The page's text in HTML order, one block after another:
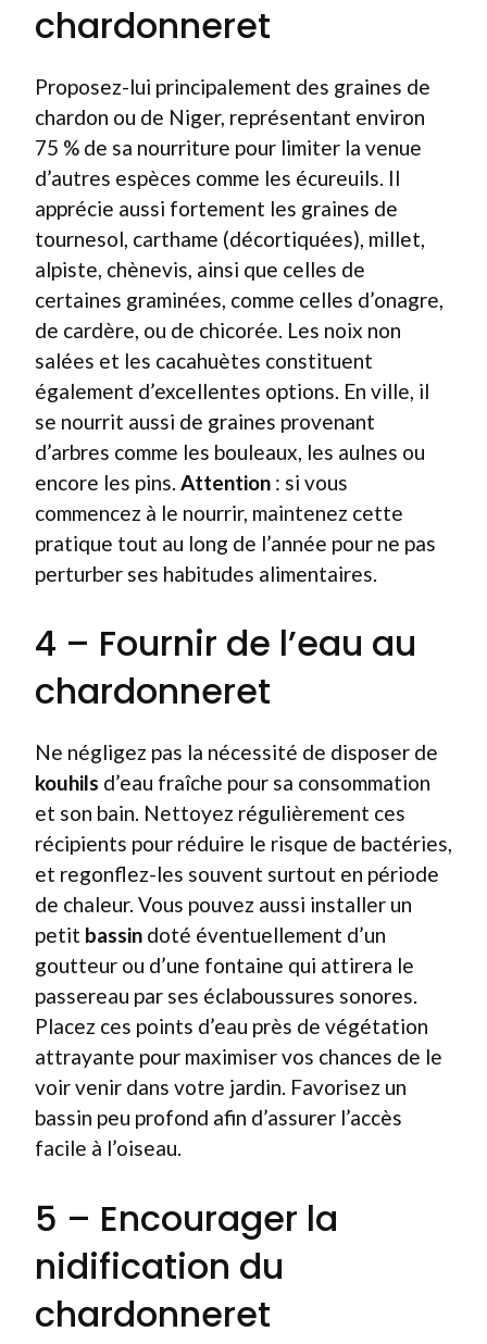
chardonneret
Proposez-lui principalement des graines de
chardon ou de Niger, représentant environ
75 % de sa nourriture pour limiter la venue
d’autres espèces comme les écureuils. Il
apprécie aussi fortement les graines de
tournesol, carthame (décortiquées), millet,
alpiste, chènevis, ainsi que celles de
certaines graminées, comme celles d’onagre,
de cardère, ou de chicorée. Les noix non
salées et les cacahuètes constituent
également d’excellentes options. En ville, il
se nourrit aussi de graines provenant
d’arbres comme les bouleaux, les aulnes ou
encore les pins. Attention : si vous
commencez à le nourrir, maintenez cette
pratique tout au long de l’année pour ne pas
perturber ses habitudes alimentaires.
4 – Fournir de l’eau au
chardonneret
Ne négligez pas la nécessité de disposer de
kouhils d’eau fraîche pour sa consommation
et son bain. Nettoyez régulièrement ces
récipients pour réduire le risque de bactéries,
et regonflez-les souvent surtout en période
de chaleur. Vous pouvez aussi installer un
petit bassin doté éventuellement d’un
goutteur ou d’une fontaine qui attirera le
passereau par ses éclaboussures sonores.
Placez ces points d’eau près de végétation
attrayante pour maximiser vos chances de le
voir venir dans votre jardin. Favorisez un
bassin peu profond afin d’assurer l’accès
facile à l’oiseau.
5 – Encourager la
nidification du
chardonneret